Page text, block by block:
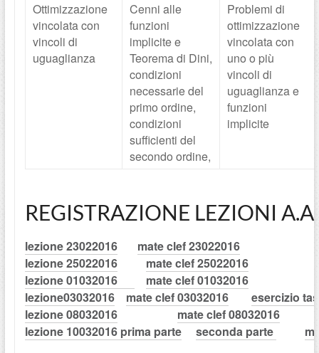
Ottimizzazione
vincolata con
vincoli di
uguaglianza
Cenni alle
funzioni
implicite e
Teorema di Dini,
condizioni
necessarie del
primo ordine,
condizioni
sufficienti del
secondo ordine,
Problemi di
ottimizzazione
vincolata con
uno o più
vincoli di
uguaglianza e
funzioni
implicite
REGISTRAZIONE LEZIONI
lezione 23022016
mate clef 23022016
lezione 25022016
mate clef 25022016
lezione 01032016
mate clef 01032016
lezione03032016
mate clef 03032016
esercizio
lezione 08032016
mate clef 08032016
lezione 10032016 prima parte
seconda parte